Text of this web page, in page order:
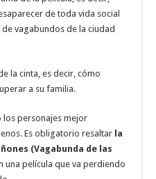
de toda vida social
vagabundos de la ciudad
la cinta, es decir, cómo
a su familia.
los personajes mejor
Es obligatorio resaltar la
(Vagabunda de las
una película que va perdiendo